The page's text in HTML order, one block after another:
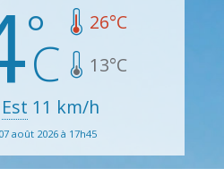
26°C
13°C
Est 11 km/h
août 2026 à 17h45